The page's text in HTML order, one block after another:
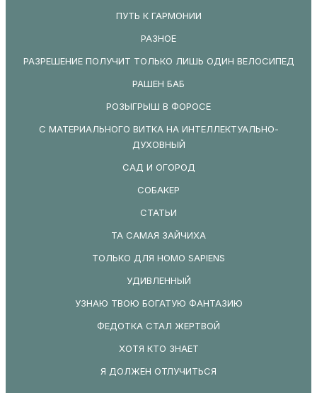
ПУТЬ К ГАРМОНИИ
РАЗНОЕ
РАЗРЕШЕНИЕ ПОЛУЧИТ ТОЛЬКО ЛИШЬ ОДИН ВЕЛОСИПЕД
РАШЕН БАБ
РОЗЫГРЫШ В ФОРОСЕ
С МАТЕРИАЛЬНОГО ВИТКА НА ИНТЕЛЛЕКТУАЛЬНО-
ДУХОВНЫЙ
САД И ОГОРОД
СОБАКЕР
СТАТЬИ
ТА САМАЯ ЗАЙЧИХА
ТОЛЬКО ДЛЯ HOMO SAPIENS
УДИВЛЕННЫЙ
УЗНАЮ ТВОЮ БОГАТУЮ ФАНТАЗИЮ
ФЕДОТКА СТАЛ ЖЕРТВОЙ
ХОТЯ КТО ЗНАЕТ
Я ДОЛЖЕН ОТЛУЧИТЬСЯ